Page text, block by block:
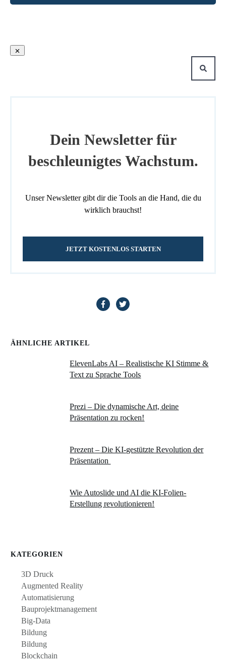
Dein Newsletter für
beschleunigtes Wachstum.
Unser Newsletter gibt dir die Tools an die Hand, die du
wirklich brauchst!
JETZT KOSTENLOS STARTEN
ÄHNLICHE ARTIKEL
ElevenLabs AI – Realistische KI Stimme &
Text zu Sprache Tools
Prezi – Die dynamische Art, deine
Präsentation zu rocken!
Prezent – Die KI-gestützte Revolution der
Präsentation
Wie Autoslide und AI die KI-Folien-
Erstellung revolutionieren!
KATEGORIEN
3D Druck
Augmented Reality
Automatisierung
Bauprojektmanagement
Big-Data
Bildung
Bildung
Blockchain